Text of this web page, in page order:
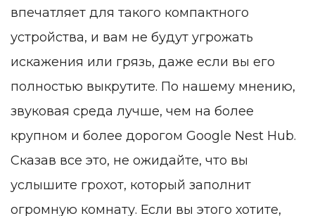
впечатляет для такого компактного
устройства, и вам не будут угрожать
искажения или грязь, даже если вы его
полностью выкрутите. По нашему мнению,
звуковая среда лучше, чем на более
крупном и более дорогом Google Nest Hub.
Сказав все это, не ожидайте, что вы
услышите грохот, который заполнит
огромную комнату. Если вы этого хотите,